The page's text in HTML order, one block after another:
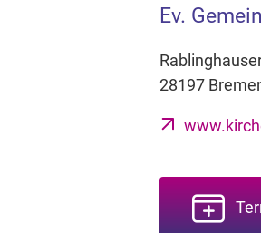
Ev.
28197